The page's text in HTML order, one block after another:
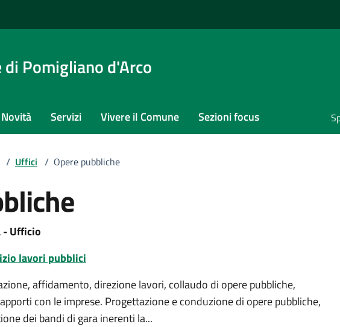
di Pomigliano d'Arco
Novità Servizi Vivere il Comune Sezioni focus
/ Uffici / Opere pubbliche
Ufficio
lavori pubblici
affidamento, direzione lavori, collaudo di opere pubbliche,
con le imprese. Progettazione e conduzione di opere pubbliche,
dei bandi di gara inerenti la...